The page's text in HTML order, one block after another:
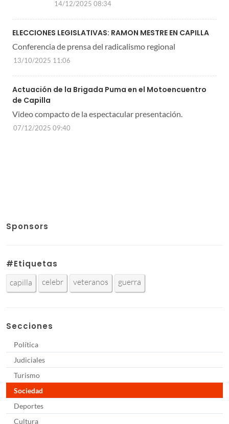
14/12/2025 08:34
ELECCIONES LEGISLATIVAS: RAMON MESTRE EN CAPILLA
Conferencia de prensa del radicalismo regional
13/10/2025 11:06
Actuación de la Brigada Puma en el Motoencuentro
de Capilla
Video compacto de la espectacular presentación.
07/12/2025 09:40
Sponsors
#Etiquetas
capilla celebr veteranos guerra
Secciones
Política
Judiciales
Turismo
Sociedad
Deportes
Cultura